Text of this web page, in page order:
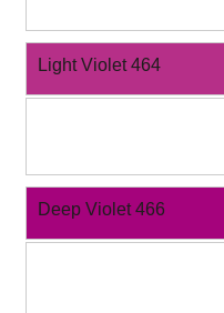
Light Violet 464
Deep Violet 466